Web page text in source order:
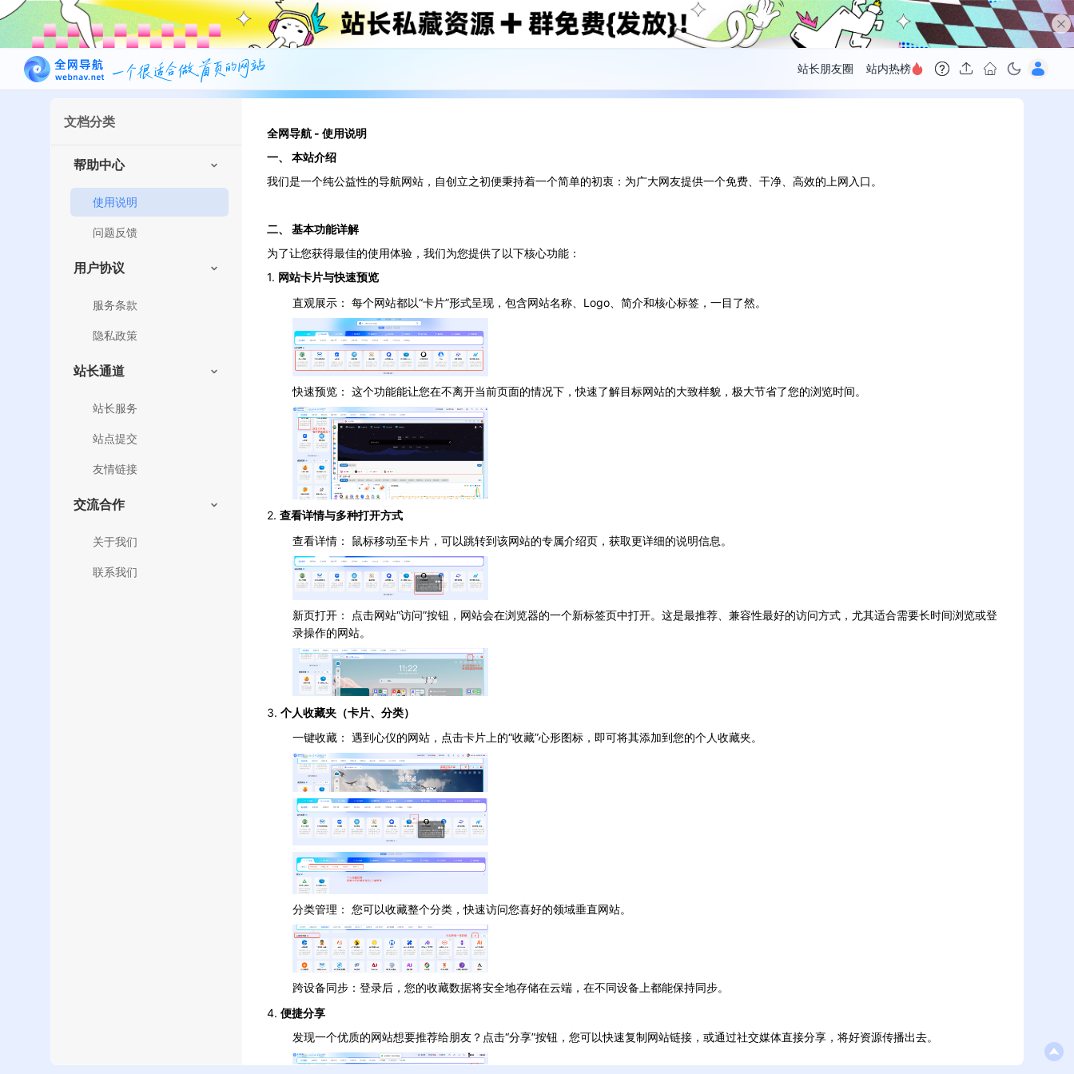
站长朋友圈 站内热榜
文档分类
帮助中心
使用说明
问题反馈
用户协议
服务条款
隐私政策
站长通道
站长服务
站点提交
友情链接
交流合作
关于我们
联系我们
全网导航 - 使用说明
一、 本站介绍
我们是一个纯公益性的导航网站，自创立之初便秉持着一个简单的初衷：为广大网友提供一个免费、干净、高效的上网入口。
二、 基本功能详解
为了让您获得最佳的使用体验，我们为您提供了以下核心功能：
1. 网站卡片与快速预览
直观展示： 每个网站都以“卡片”形式呈现，包含网站名称、Logo、简介和核心标签，一目了然。
快速预览： 这个功能能让您在不离开当前页面的情况下，快速了解目标网站的大致样貌，极大节省了您的浏览时间。
2.查看详情与多种打开方式
查看详情： 鼠标移动至卡片，可以跳转到该网站的专属介绍页，获取更详细的说明信息。
新页打开： 点击网站“访问”按钮，网站会在浏览器的一个新标签页中打开。这是最推荐、兼容性最好的访问方式，尤其适合需要长时间浏览或登
录操作的网站。
3.个人收藏夹（卡片、分类）
一键收藏： 遇到心仪的网站，点击卡片上的“收藏”心形图标，即可将其添加到您的个人收藏夹。
分类管理： 您可以收藏整个分类，快速访问您喜好的领域垂直网站。
跨设备同步：登录后，您的收藏数据将安全地存储在云端，在不同设备上都能保持同步。
4.便捷分享
发现一个优质的网站想要推荐给朋友？点击“分享”按钮，您可以快速复制网站链接，或通过社交媒体直接分享，将好资源传播出去。